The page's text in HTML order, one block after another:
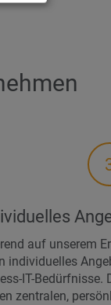
auf unserem
individuelles
IT-Bedürfnisse.
zentralen,